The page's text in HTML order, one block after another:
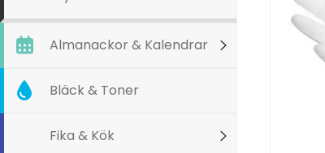
Almanackor & Kalendrar
Bläck & Toner
Fika & Kök